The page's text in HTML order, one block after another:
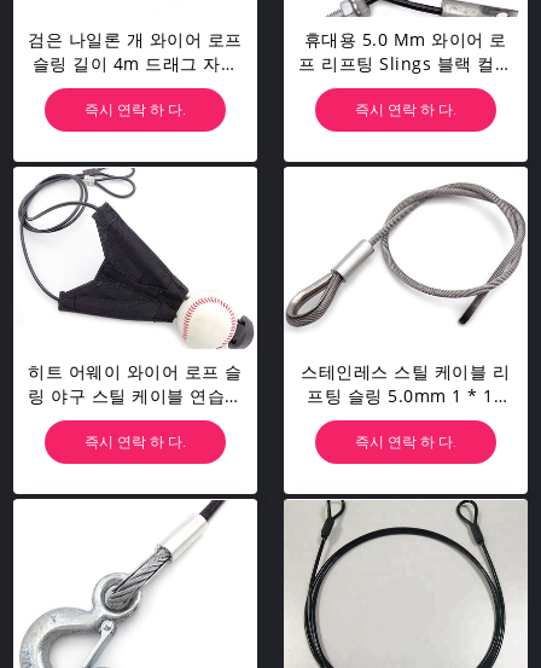
검은 나일론 개 와이어 로프
슬링 길이 4m 드래그 자동
차에 대한 큰 작업 부하
즉시 연락 하 다.
휴대용 5.0 Mm 와이어 로
프 리프팅 Slings 블랙 컬러
와 U 스레드 7 * 19 / 7 * 7
즉시 연락 하 다.
히트 어웨이 와이어 로프 슬
링 야구 스틸 케이블 연습용
환경 친화적 인
즉시 연락 하 다.
스테인레스 스틸 케이블 리
프팅 슬링 5.0mm 1 * 19
Oem Inch Thimble With
즉시 연락 하 다.